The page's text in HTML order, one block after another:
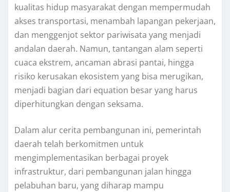
kualitas hidup masyarakat dengan mempermudah
akses transportasi, menambah lapangan pekerjaan,
dan menggenjot sektor pariwisata yang menjadi
andalan daerah. Namun, tantangan alam seperti
cuaca ekstrem, ancaman abrasi pantai, hingga
risiko kerusakan ekosistem yang bisa merugikan,
menjadi bagian dari equation besar yang harus
diperhitungkan dengan seksama.
Dalam alur cerita pembangunan ini, pemerintah
daerah telah berkomitmen untuk
mengimplementasikan berbagai proyek
infrastruktur, dari pembangunan jalan hingga
pelabuhan baru, yang diharap mampu